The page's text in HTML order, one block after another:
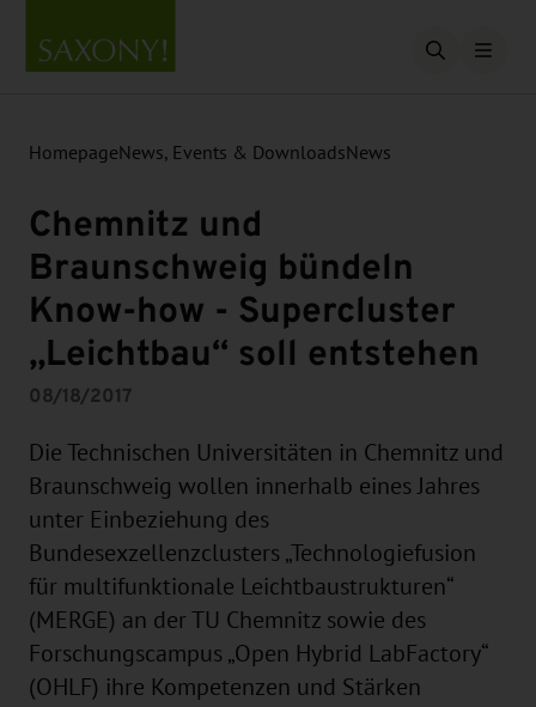
Open
HomepageNews, Events & DownloadsNews
Chemnitz und
Braunschweig bündeln
Know-how - Supercluster
„Leichtbau“ soll entstehen
08/18/2017
Die Technischen Universitäten in Chemnitz und
Braunschweig wollen innerhalb eines Jahres
unter Einbeziehung des
Bundesexzellenzclusters „Technologiefusion
für multifunktionale Leichtbaustrukturen“
(MERGE) an der TU Chemnitz sowie des
Forschungscampus „Open Hybrid LabFactory“
(OHLF) ihre Kompetenzen und Stärken